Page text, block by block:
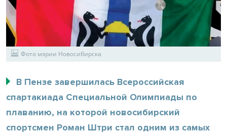
Фото мэрии Новосибирска
В Пензе завершилась Всероссийская
спартакиада Специальной Олимпиады по
плаванию, на которой новосибирский
спортсмен Роман Штри стал одним из самых